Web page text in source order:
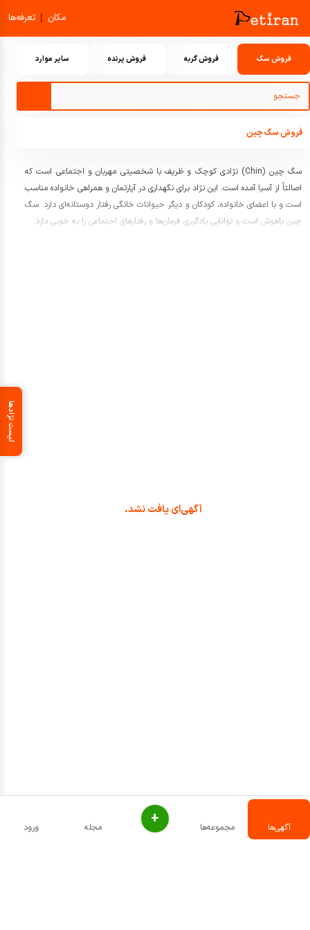
مکان | تعرفه‌ها
لیست نژادها
فروش سگ فروش گربه فروش پرنده سایر موارد
فروش سگ چین
سگ چین (Chin) نژادی کوچک و ظریف با شخصیتی مهربان و اجتماعی است که
اصالتاً از آسیا آمده است. این نژاد برای نگهداری در آپارتمان و همراهی خانواده مناسب
است و با اعضای خانواده، کودکان و دیگر حیوانات خانگی رفتار دوستانه‌ای دارد. سگ
چین باهوش است و توانایی یادگیری فرمان‌ها و رفتارهای اجتماعی را به خوبی دارد.
آگهی‌ای یافت نشد.
ورود مجله + مجموعه‌ها آگهی‌ها